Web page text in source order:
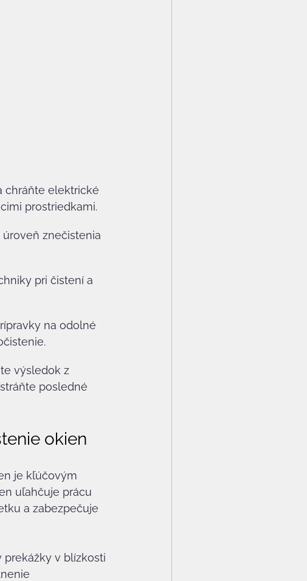
chráňte elektrické
prostriedkami.
znečistenia
pri čistení a
na odolné
výsledok z
posledné
okien
je kľúčovým
uľahčuje prácu
a zabezpečuje
v blízkosti